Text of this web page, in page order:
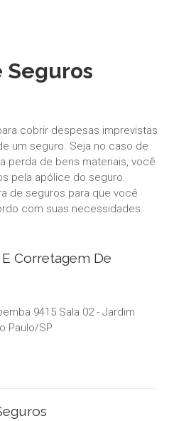
Seguros
cobrir despesas imprevistas
um seguro. Seja no caso de
perda de bens materiais, você
pela apólice do seguro.
de seguros para que você
com suas necessidades.
Corretagem De
9415 Sala 02 - Jardim
Paulo/SP